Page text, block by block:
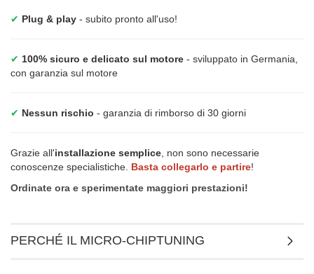
✔ Plug & play - subito pronto all'uso!
✔ 100% sicuro e delicato sul motore - sviluppato in Germania,
con garanzia sul motore
✔ Nessun rischio - garanzia di rimborso di 30 giorni
Grazie all'installazione semplice , non sono necessarie
conoscenze specialistiche. Basta collegarlo e partire!
Ordinate ora e sperimentate maggiori prestazioni!
PERCHÉ IL MICRO-CHIPTUNING